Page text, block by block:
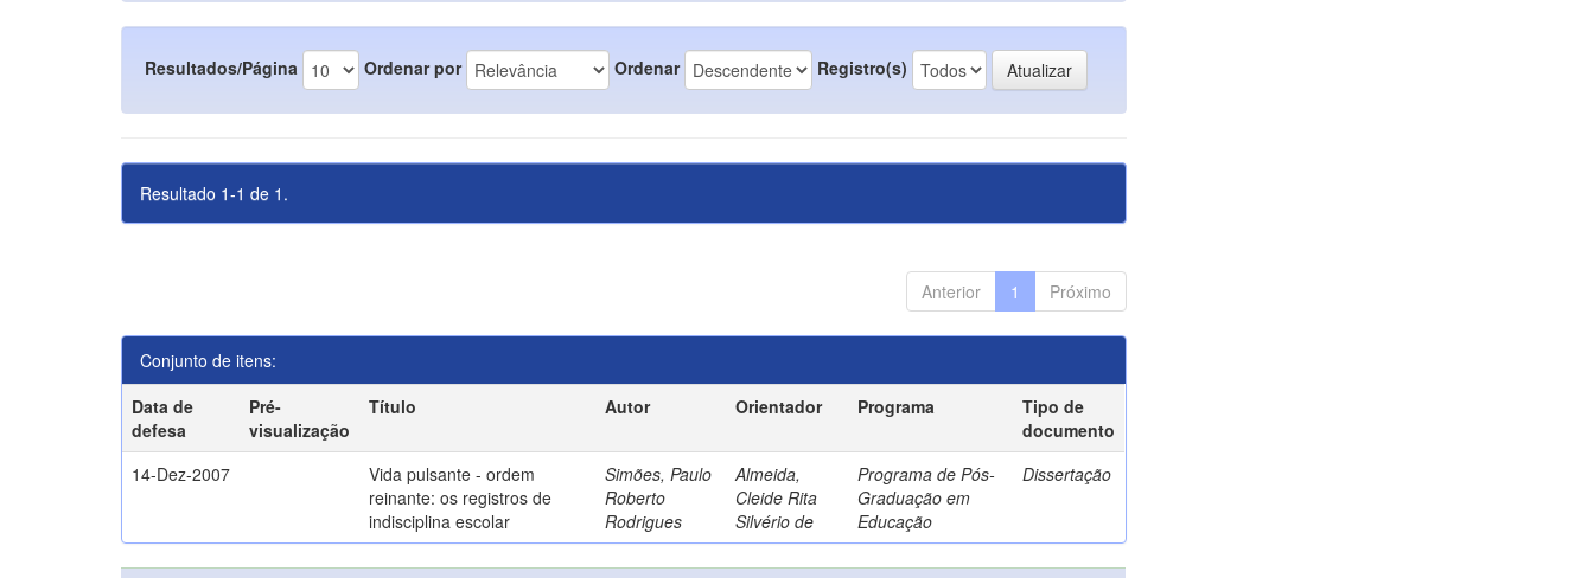
Resultados/Página Ordenar por Ordenar Registro(s)
Resultado 1-1 de 1.
Anterior 1 Próximo
Conjunto de itens:
Data de
defesa
Pré-
visualização
Título Autor Orientador Programa
Tipo de
documento
14-Dez-2007
Vida pulsante - ordem
reinante: os registros de
indisciplina escolar
Simões, Paulo
Roberto
Rodrigues
Almeida,
Cleide Rita
Silvério de
Programa de Pós-
Graduação em
Educação
Dissertação